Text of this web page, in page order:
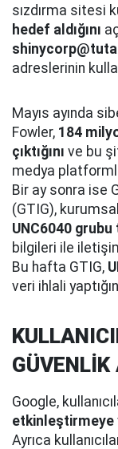
sızdırma sitesi
hedef aldığını
adreslerinin
Mayıs ayında
Fowler, 184
çıktığını ve bu
medya
Bir ay sonra ise
(GTIG),
UNC6040
bilgileri ile iletişim
Bu hafta GTIG,
veri ihlali
Google,
etkinleştirmeye
Ayrıca